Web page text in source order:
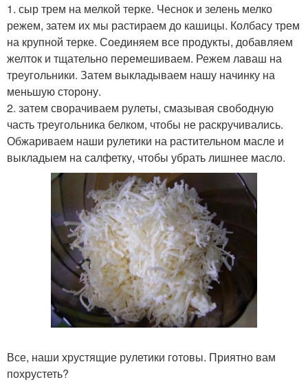
1. сыр трем на мелкой терке. Чеснок и зелень мелко
режем, затем их мы растираем до кашицы. Колбасу трем
на крупной терке. Соединяем все продукты, добавляем
желток и тщательно перемешиваем. Режем лаваш на
треугольники. Затем выкладываем нашу начинку на
меньшую сторону.
2. затем сворачиваем рулеты, смазывая свободную
часть треугольника белком, чтобы не раскручивались.
Обжариваем наши рулетики на растительном масле и
выкладыем на салфетку, чтобы убрать лишнее масло.
Все, наши хрустящие рулетики готовы. Приятно вам
похрустеть?